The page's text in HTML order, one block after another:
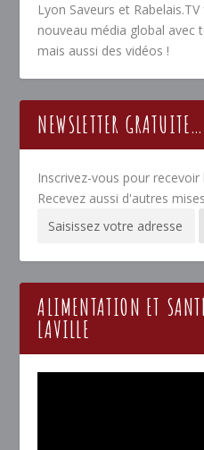
Lyon Saveurs et
nouveau média global avec
mais aussi des vidéos !
NEWSLETTER GRATUITE…
Inscrivez-vous pour
Recevez aussi d'autres
ALIMENTATION ET
LAVILLE